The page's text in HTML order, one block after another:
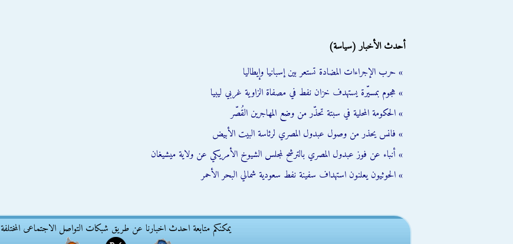
أحدث الأخبار (سياسة)
» حرب الإجراءات المضادة تستعر بين إسبانيا وإيطاليا
» هجوم بمسيّرة يستهدف خزان نفط في مصفاة الزاوية غربي ليبيا
» الحكومة المحلية في سبتة تحذّر من وضع المهاجرين القُصّر
» فانس يحذر من وصول عبدول المصري لرئاسة البيت الأبيض
» أنباء عن فوز عبدول المصري بالترشح لمجلس الشيوخ الأمريكي عن ولاية ميشيغان
» الحوثيون يعلنون استهداف سفينة نفط سعودية شمالي البحر الأحمر
يمكنكم متابعة احدث اخبارنا عن طريق شبكات التواصل الاجتماعى المختلفة